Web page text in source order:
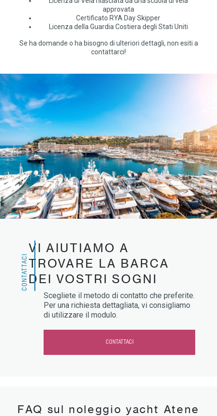
approvata
Certificato RYA Day Skipper
Licenza della Guardia Costiera degli Stati Uniti
Se ha domande o ha bisogno di ulteriori dettagli, non esiti a
contattarci!
CONTATTACI
VI AIUTIAMO A
TROVARE LA BARCA
DEI VOSTRI SOGNI
Scegliete il metodo di contatto che preferite.
Per una richiesta dettagliata, vi consigliamo
di utilizzare il modulo.
CONTATTACI
FAQ sul noleggio yacht Atene